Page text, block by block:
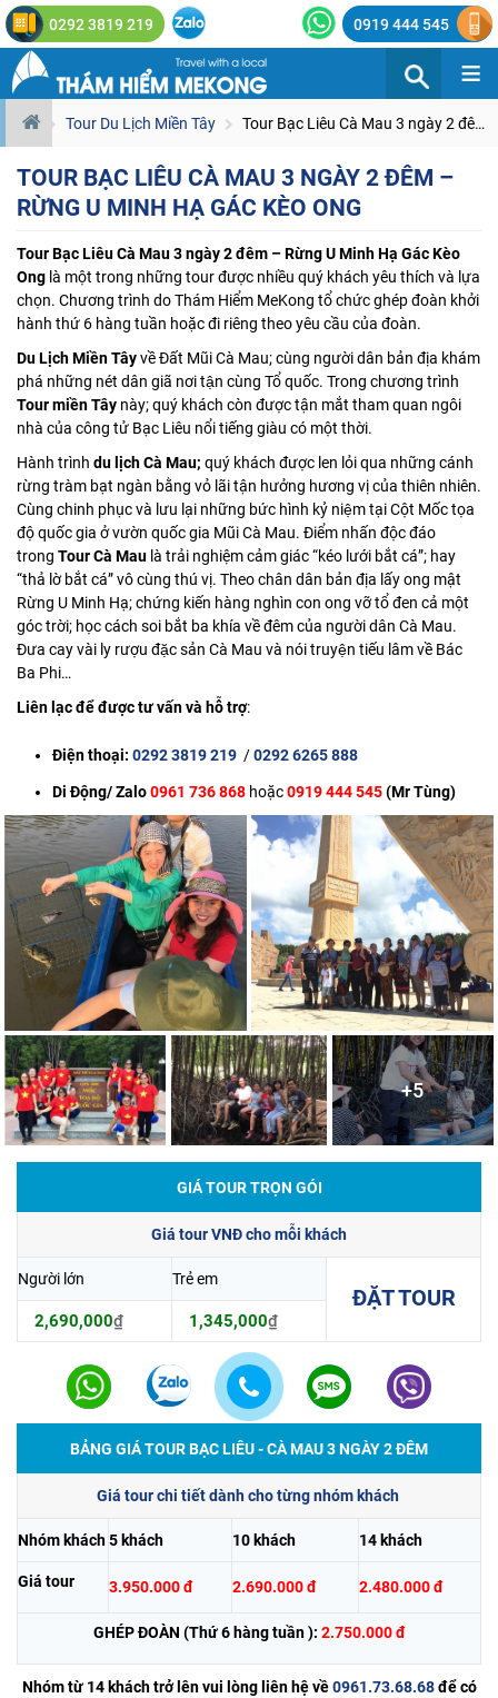
0292 3819 219 0919 444 545
≡
Tour Du Lịch Miền Tây Tour Bạc Liêu Cà Mau 3 ngày 2 đêm – Rừng U Minh Hạ Gác Kèo Ong
TOUR BẠC LIÊU CÀ MAU 3 NGÀY 2 ĐÊM –
RỪNG U MINH HẠ GÁC KÈO ONG
Tour Bạc Liêu Cà Mau 3 ngày 2 đêm – Rừng U Minh Hạ Gác Kèo
Ong là một trong những tour được nhiều quý khách yêu thích và lựa
chọn. Chương trình do Thám Hiểm MeKong tổ chức ghép đoàn khởi
hành thứ 6 hàng tuần hoặc đi riêng theo yêu cầu của đoàn.
Du Lịch Miền Tâyvề Đất Mũi Cà Mau; cùng người dân bản địa khám
phá những nét dân giã nơi tận cùng Tổ quốc. Trong chương trình
Tour miền Tây này; quý khách còn được tận mắt tham quan ngôi
nhà của công tử Bạc Liêu nổi tiếng giàu có một thời.
Hành trình du lịch Cà Mau; quý khách được len lỏi qua những cánh
rừng tràm bạt ngàn bằng vỏ lãi tận hưởng hương vị của thiên nhiên.
Cùng chinh phục và lưu lại những bức hình kỷ niệm tại Cột Mốc tọa
độ quốc gia ở vườn quốc gia Mũi Cà Mau. Điểm nhấn độc đáo
trong Tour Cà Mau là trải nghiệm cảm giác “kéo lưới bắt cá”; hay
“thả lờ bắt cá” vô cùng thú vị. Theo chân dân bản địa lấy ong mật
Rừng U Minh Hạ; chứng kiến hàng nghìn con ong vỡ tổ đen cả một
góc trời; học cách soi bắt ba khía về đêm của người dân Cà Mau.
Đưa cay vài ly rượu đặc sản Cà Mau và nói truyện tiếu lâm về Bác
Ba Phi…
Liên lạc để được tư vấn và hỗ trợ:
Điện thoại: 0292 3819 219 /0292 6265 888
Di Động/ Zalo0961 736 868 hoặc0919 444 545(Mr Tùng)
+5
GIÁ TOUR TRỌN GÓI
Giá tour VNĐ cho mỗi khách
Người lớn Trẻ em
ĐẶT TOUR
2,690,000₫ 1,345,000₫
BẢNG GIÁ TOUR BẠC LIÊU - CÀ MAU 3 NGÀY 2 ĐÊM
Giá tour chi tiết dành cho từng nhóm khách
Nhóm khách5 khách 10 khách 14 khách
Giá tour 3.950.000 đ 2.690.000 đ 2.480.000 đ
GHÉP ĐOÀN (Thứ 6 hàng tuần ): 2.750.000 đ
Nhóm từ 14 khách trở lên vui lòng liên hệ về0961.73.68.68để có